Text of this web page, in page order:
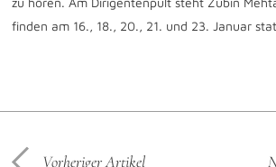
finden am 16., 18., 20., 21. und 23. Januar
Vorheriger Artikel